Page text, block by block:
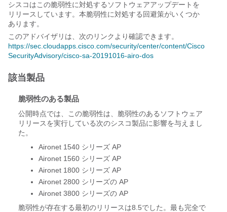
シスコはこの脆弱性に対処するソフトウェアアップデートを
リリースしています。本脆弱性に対処する回避策がいくつか
あります。
このアドバイザリは、次のリンクより確認できます。
https://sec.cloudapps.cisco.com/security/center/content/Cisco
SecurityAdvisory/cisco-sa-20191016-airo-dos
該当製品
脆弱性のある製品
公開時点では、この脆弱性は、脆弱性のあるソフトウェア
リリースを実行している次のシスコ製品に影響を与えまし
た。
Aironet 1540 シリーズ AP
Aironet 1560 シリーズ AP
Aironet 1800 シリーズ AP
Aironet 2800 シリーズの AP
Aironet 3800 シリーズの AP
脆弱性が存在する最初のリリースは8.5でした。最も完全で